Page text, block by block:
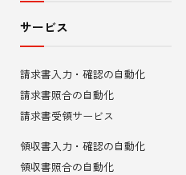
内
メ
ニ
ュ
サービス
請求書入力・確認の自動化
請求書照合の自動化
請求書受領サービス
領収書入力・確認の自動化
領収書照合の自動化